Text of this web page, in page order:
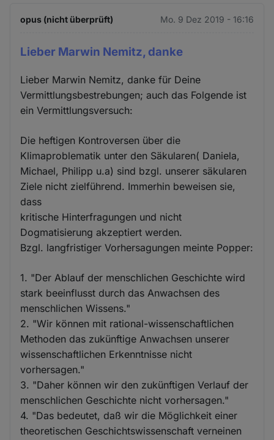
opus (nicht überprüft) Mo. 9 Dez 2019 - 16:16
Lieber Marwin Nemitz, danke
Lieber Marwin Nemitz, danke für Deine
Vermittlungsbestrebungen; auch das Folgende ist
ein Vermittlungsversuch:
Die heftigen Kontroversen über die
Klimaproblematik unter den Säkularen( Daniela,
Michael, Philipp u.a) sind bzgl. unserer säkularen
Ziele nicht zielführend. Immerhin beweisen sie,
dass
kritische Hinterfragungen und nicht
Dogmatisierung akzeptiert werden.
Bzgl. langfristiger Vorhersagungen meinte Popper:
1. "Der Ablauf der menschlichen Geschichte wird
stark beeinflusst durch das Anwachsen des
menschlichen Wissens."
2. "Wir können mit rational-wissenschaftlichen
Methoden das zukünftige Anwachsen unserer
wissenschaftlichen Erkenntnisse nicht
vorhersagen."
3. "Daher können wir den zukünftigen Verlauf der
menschlichen Geschichte nicht vorhersagen."
4. "Das bedeutet, daß wir die Möglichkeit einer
theoretischen Geschichtswissenschaft verneinen